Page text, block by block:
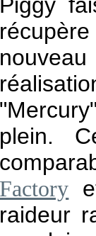
plein.
Factory
raideur